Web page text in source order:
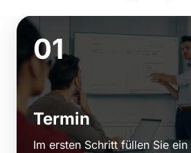
01
Termin
Im ersten Schritt füllen Sie ein